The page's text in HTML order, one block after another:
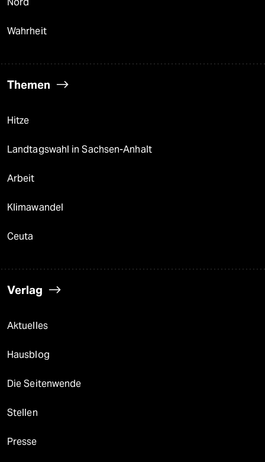
Wahrheit
Themen
Hitze
Landtagswahl in Sachsen-Anhalt
Arbeit
Klimawandel
Ceuta
Verlag
Aktuelles
Hausblog
Die Seitenwende
Stellen
Presse